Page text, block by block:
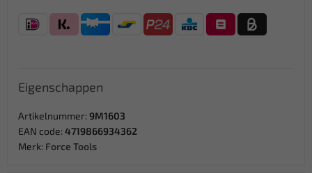
Eigenschappen
Artikelnummer: 9M1603
EAN code: 4719866934362
Merk: Force Tools